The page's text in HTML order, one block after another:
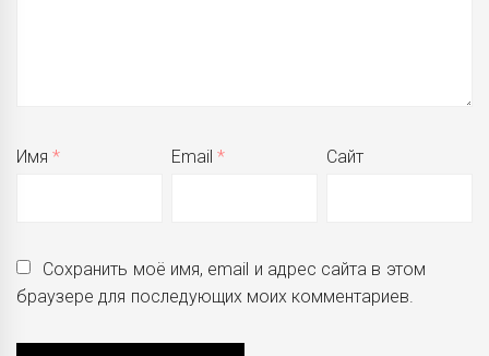
Имя* Email* Сайт
Сохранить моё имя, email и адрес сайта в этом
браузере для последующих моих комментариев.